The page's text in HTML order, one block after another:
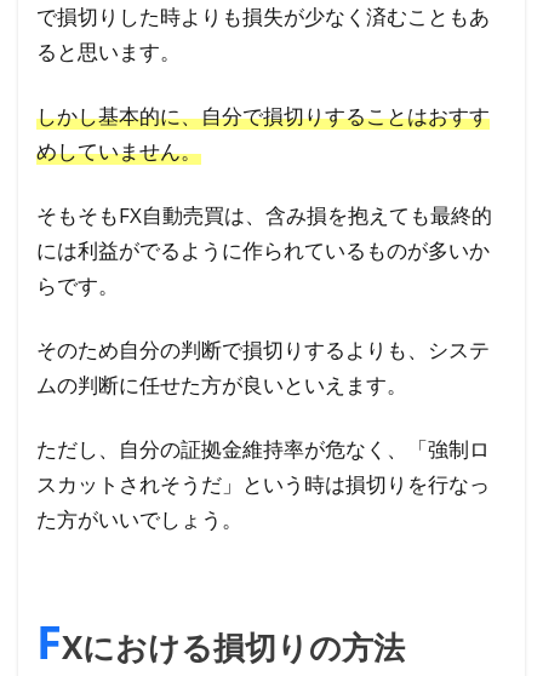
で損切りした時よりも損失が少なく済むこともあ
ると思います。
しかし基本的に、自分で損切りすることはおすす
めしていません。
そもそもFX自動売買は、含み損を抱えても最終的
には利益がでるように作られているものが多いか
らです。
そのため自分の判断で損切りするよりも、システ
ムの判断に任せた方が良いといえます。
ただし、自分の証拠金維持率が危なく、「強制ロ
スカットされそうだ」という時は損切りを行なっ
た方がいいでしょう。
FXにおける損切りの方法